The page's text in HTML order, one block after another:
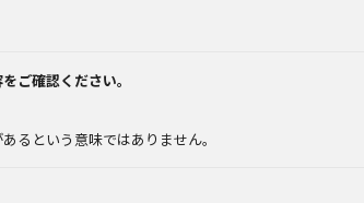
ご確認ください。
るという意味ではありません。